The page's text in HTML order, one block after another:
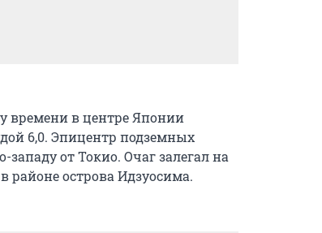
времени в центре Японии
6,0. Эпицентр подземных
от Токио. Очаг залегал на
районе острова Идзуосима.